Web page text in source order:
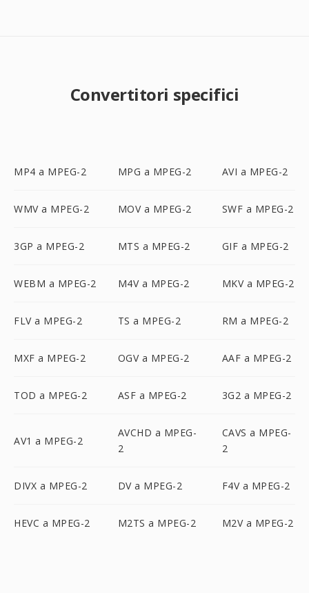
Convertitori specifici
MP4 a MPEG-2 MPG a MPEG-2 AVI a MPEG-2
WMV a MPEG-2 MOV a MPEG-2 SWF a MPEG-2
3GP a MPEG-2 MTS a MPEG-2 GIF a MPEG-2
WEBM a MPEG-2 M4V a MPEG-2 MKV a MPEG-2
FLV a MPEG-2 TS a MPEG-2 RM a MPEG-2
MXF a MPEG-2 OGV a MPEG-2 AAF a MPEG-2
TOD a MPEG-2 ASF a MPEG-2 3G2 a MPEG-2
AV1 a MPEG-2
AVCHD a MPEG-
2
CAVS a MPEG-
2
DIVX a MPEG-2 DV a MPEG-2 F4V a MPEG-2
HEVC a MPEG-2 M2TS a MPEG-2 M2V a MPEG-2